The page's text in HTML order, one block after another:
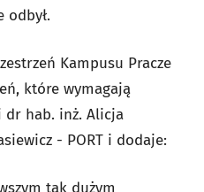
odbył.
Kampusu Pracze
które wymagają
hab. inż. Alicja
- PORT i dodaje:
tak dużym